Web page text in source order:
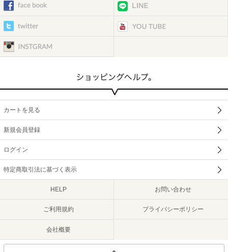
カートを見る
新規会員登録
ログイン
特定商取引法に基づく表示
HELP お問い合わせ
ご利用規約 プライバシーポリシー
会社概要